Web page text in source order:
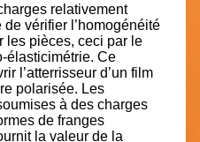
relativement
vérifier l’homogénéité
les pièces, ceci par le
élasticimétrie. Ce
l’atterrisseur d’un film
polarisée. Les
à des charges
de franges
la valeur de la